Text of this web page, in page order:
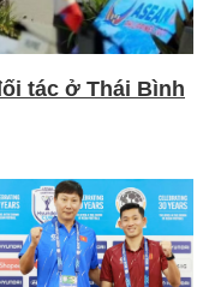
tác ở Thái Bình